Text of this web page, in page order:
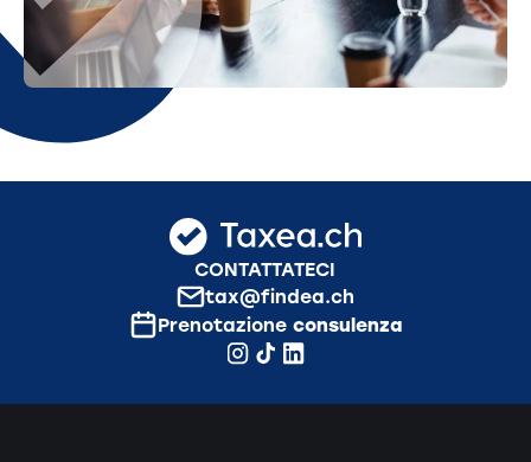
CONTATTATECI
tax@findea.ch
Prenotazione consulenza